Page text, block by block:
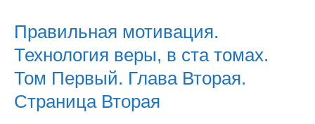
Правильная мотивация.
Технология веры, в ста томах.
Том Первый. Глава Вторая.
Страница Вторая